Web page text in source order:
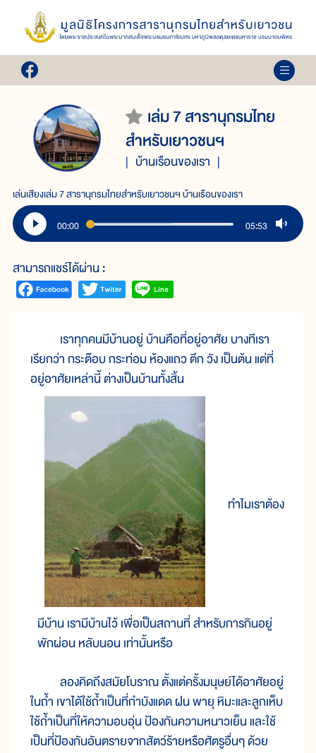
เล่ม 7 สารานุกรมไทย
สำหรับเยาวชนฯ
บ้านเรือนของเรา
เล่นเสียงเล่ม 7 สารานุกรมไทยสำหรับเยาวชนฯ บ้านเรือนของเรา
00:00 05:53
สามารถแชร์ได้ผ่าน :
เราทุกคนมีบ้านอยู่ บ้านคือที่อยู่อาศัย บางทีเรา
เรียกว่า กระต๊อบ กระท่อม ห้องแถว ตึก วัง เป็นต้น แต่ที่
อยู่อาศัยเหล่านี้ ต่างเป็นบ้านทั้งสิ้น
ทำไมเราต้อง
มีบ้าน เรามีบ้านไว้ เพื่อเป็นสถานที่ สำหรับการกินอยู่
พักผ่อน หลับนอน เท่านั้นหรือ
ลองคิดถึงสมัยโบราณ ตั้งแต่ครั้งมนุษย์ได้อาศัยอยู่
ในถ้ำ เขาได้ใช้ถ้ำเป็นที่กำบังแดด ฝน พายุ หิมะและลูกเห็บ
ใช้ถ้ำเป็นที่ให้ความอบอุ่น ป้องกันความหนาวเย็น และใช้
เป็นที่ป้องกันอันตรายจากสัตว์ร้ายหรือศัตรูอื่นๆ ด้วย